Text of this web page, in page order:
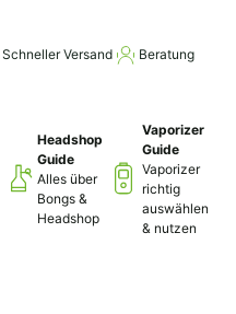
Schneller Versand Beratung
Headshop
Guide
Alles über
Bongs &
Headshop
Vaporizer
Guide
Vaporizer
richtig
auswählen
& nutzen